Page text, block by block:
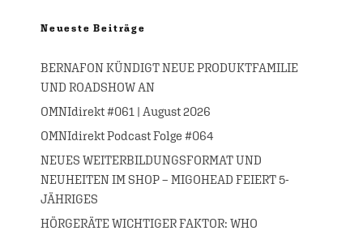
Neueste Beiträge
BERNAFON KÜNDIGT NEUE PRODUKTFAMILIE
UND ROADSHOW AN
OMNIdirekt #061 | August 2026
OMNIdirekt Podcast Folge #064
NEUES WEITERBILDUNGSFORMAT UND
NEUHEITEN IM SHOP – MIGOHEAD FEIERT 5-
JÄHRIGES
HÖRGERÄTE WICHTIGER FAKTOR: WHO